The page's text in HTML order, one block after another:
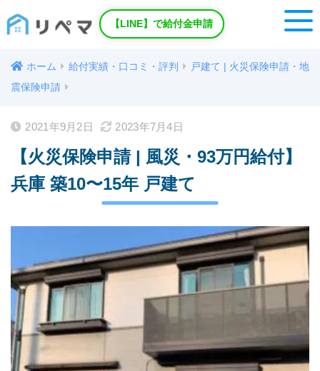
【LINE】で給付金申請
ホーム 給付実績・口コミ・評判
戸建て | 火災保険申請・地
震保険申請
2021年9月2日 2023年7月4日
【火災保険申請 | 風災・93万円給付】
兵庫 築10〜15年 戸建て